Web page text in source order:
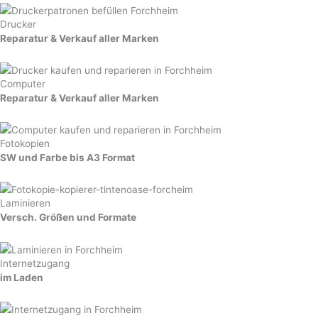
Drucker
Reparatur & Verkaufaller Marken
Computer
Reparatur & Verkauf aller Marken
Fotokopien
SW und Farbe bis A3 Format
Laminieren
Versch. Größen und Formate
Internetzugang
im Laden